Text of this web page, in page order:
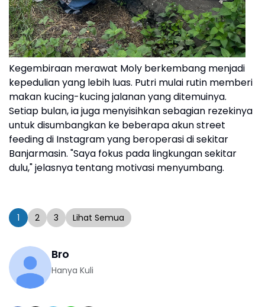
Kegembiraan merawat Moly berkembang menjadi
kepedulian yang lebih luas. Putri mulai rutin memberi
makan kucing-kucing jalanan yang ditemuinya.
Setiap bulan, ia juga menyisihkan sebagian rezekinya
untuk disumbangkan ke beberapa akun street
feeding di Instagram yang beroperasi di sekitar
Banjarmasin. "Saya fokus pada lingkungan sekitar
dulu," jelasnya tentang motivasi menyumbang.
1 2 3 Lihat Semua
Bro
Hanya Kuli